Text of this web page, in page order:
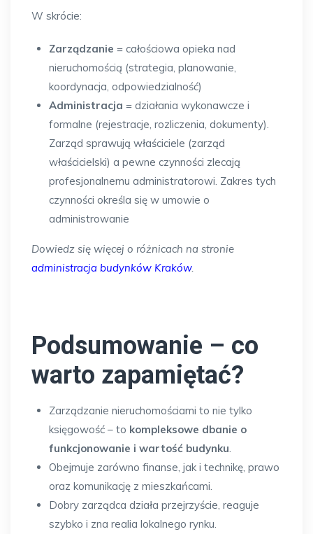
W skrócie:
Zarządzanie = całościowa opieka nad
nieruchomością (strategia, planowanie,
koordynacja, odpowiedzialność)
Administracja = działania wykonawcze i
formalne (rejestracje, rozliczenia, dokumenty).
Zarząd sprawują właściciele (zarząd
właścicielski) a pewne czynności zlecają
profesjonalnemu administratorowi. Zakres tych
czynności określa się w umowie o
administrowanie
Dowiedz się więcej o różnicach na stronie
administracja budynków Kraków.
Podsumowanie – co
warto zapamiętać?
Zarządzanie nieruchomościami to nie tylko
księgowość – to kompleksowe dbanie o
funkcjonowanie i wartość budynku.
Obejmuje zarówno finanse, jak i technikę, prawo
oraz komunikację z mieszkańcami.
Dobry zarządca działa przejrzyście, reaguje
szybko i zna realia lokalnego rynku.